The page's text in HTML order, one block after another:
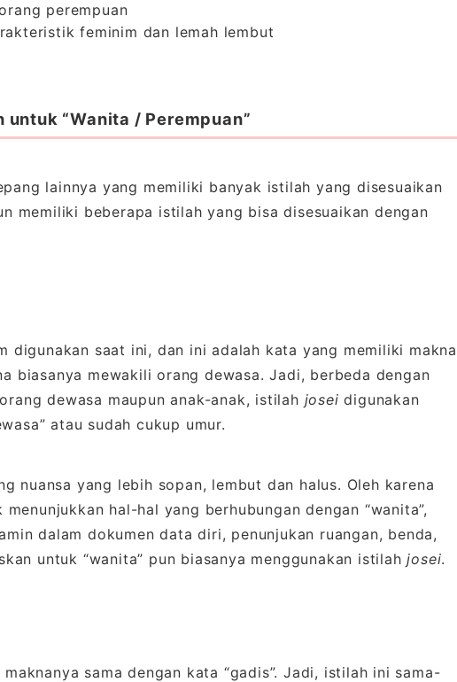
perempuan
feminim dan lemah lembut
“Wanita / Perempuan”
lainnya yang memiliki banyak istilah yang disesuaikan
memiliki beberapa istilah yang bisa disesuaikan dengan
digunakan saat ini, dan ini adalah kata yang memiliki makna
biasanya mewakili orang dewasa. Jadi, berbeda dengan
dewasa maupun anak-anak, istilah josei digunakan
atau sudah cukup umur.
nuansa yang lebih sopan, lembut dan halus. Oleh karena
hal-hal yang berhubungan dengan “wanita”,
dalam dokumen data diri, penunjukan ruangan, benda,
untuk “wanita” pun biasanya menggunakan istilahjosei.
maknanya sama dengan kata “gadis”. Jadi, istilah ini sama-